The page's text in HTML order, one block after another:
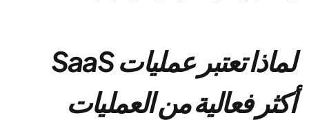
لماذا تعتبر عمليات SaaS
أكثر فعالية من العمليات